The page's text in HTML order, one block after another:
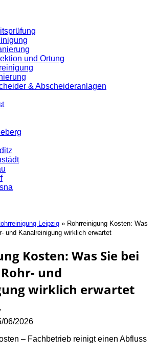
und Ortung
& Abscheideranlagen
Leipzig » Rohrreinigung Kosten: Was
und Kanalreinigung wirklich erwartet
Kosten: Was Sie bei
und
wirklich erwartet
06/2026